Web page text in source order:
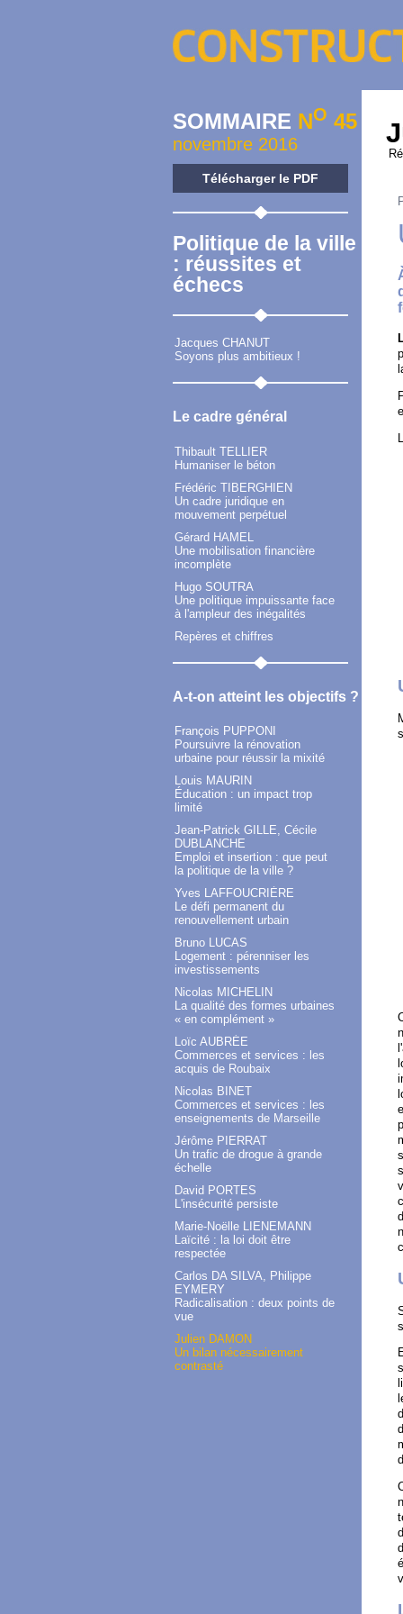
SOMMAIRE NO 45
novembre 2016
Télécharger le PDF
Politique de la ville
: réussites et
échecs
Jacques CHANUT
Soyons plus ambitieux !
Le cadre général
Thibault TELLIER
Humaniser le béton
Frédéric TIBERGHIEN
Un cadre juridique en
mouvement perpétuel
Gérard HAMEL
Une mobilisation financière
incomplète
Hugo SOUTRA
Une politique impuissante face
à l'ampleur des inégalités
Repères et chiffres
A-t-on atteint les objectifs ?
François PUPPONI
Poursuivre la rénovation
urbaine pour réussir la mixité
Louis MAURIN
Éducation : un impact trop
limité
Jean-Patrick GILLE, Cécile
DUBLANCHE
Emploi et insertion : que peut
la politique de la ville ?
Yves LAFFOUCRIÈRE
Le défi permanent du
renouvellement urbain
Bruno LUCAS
Logement : pérenniser les
investissements
Nicolas MICHELIN
La qualité des formes urbaines
« en complément »
Loïc AUBRÉE
Commerces et services : les
acquis de Roubaix
Nicolas BINET
Commerces et services : les
enseignements de Marseille
Jérôme PIERRAT
Un trafic de drogue à grande
échelle
David PORTES
L'insécurité persiste
Marie-Noëlle LIENEMANN
Laïcité : la loi doit être
respectée
Carlos DA SILVA, Philippe
EYMERY
Radicalisation : deux points de
vue
Julien DAMON
Un bilan nécessairement
contrasté